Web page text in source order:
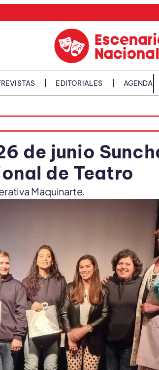
EDITORIALES AGENDA
de junio
de Teatro
Maquinarte.